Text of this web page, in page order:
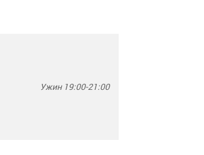
Ужин 19:00-21:00